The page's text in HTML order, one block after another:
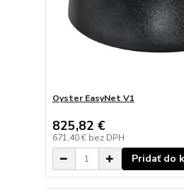
Oyster EasyNet V1
825,82 €
671,40 € bez DPH
Pridať do